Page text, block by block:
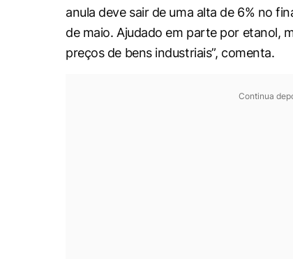
anula deve sair de uma alta de 6% no
de maio. Ajudado em parte por etanol,
preços de bens industriais”, comenta.
Continua